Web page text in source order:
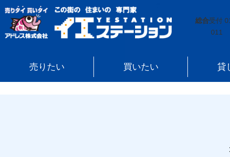
総合受付
011
売りたい 買いたい 貸
イエステーション » 売買実績